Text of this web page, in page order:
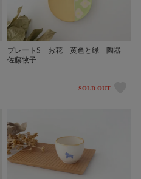
プレートS お花 黄色と緑 陶器
佐藤牧子
SOLD OUT